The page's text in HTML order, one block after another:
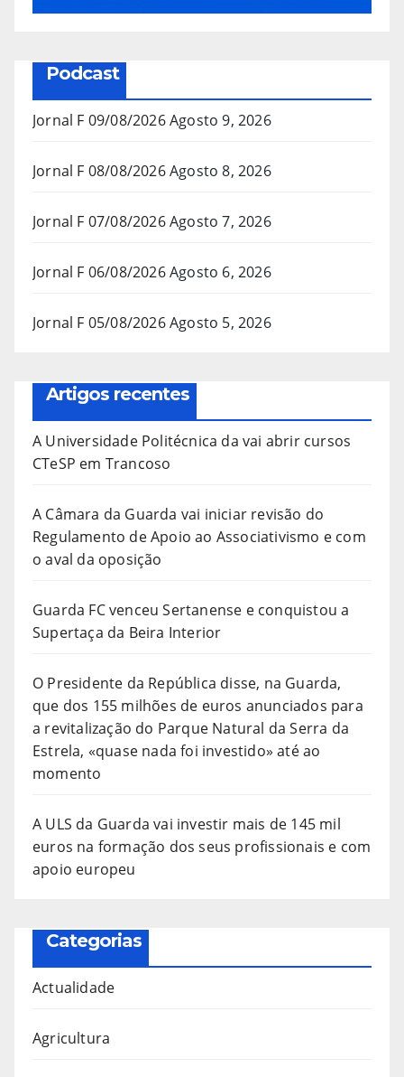
Podcast
Jornal F 09/08/2026Agosto 9, 2026
Jornal F 08/08/2026Agosto 8, 2026
Jornal F 07/08/2026Agosto 7, 2026
Jornal F 06/08/2026Agosto 6, 2026
Jornal F 05/08/2026Agosto 5, 2026
Artigos recentes
A Universidade Politécnica da vai abrir cursos
CTeSP em Trancoso
A Câmara da Guarda vai iniciar revisão do
Regulamento de Apoio ao Associativismo e com
o aval da oposição
Guarda FC venceu Sertanense e conquistou a
Supertaça da Beira Interior
O Presidente da República disse, na Guarda,
que dos 155 milhões de euros anunciados para
a revitalização do Parque Natural da Serra da
Estrela, «quase nada foi investido» até ao
momento
A ULS da Guarda vai investir mais de 145 mil
euros na formação dos seus profissionais e com
apoio europeu
Categorias
Actualidade
Agricultura